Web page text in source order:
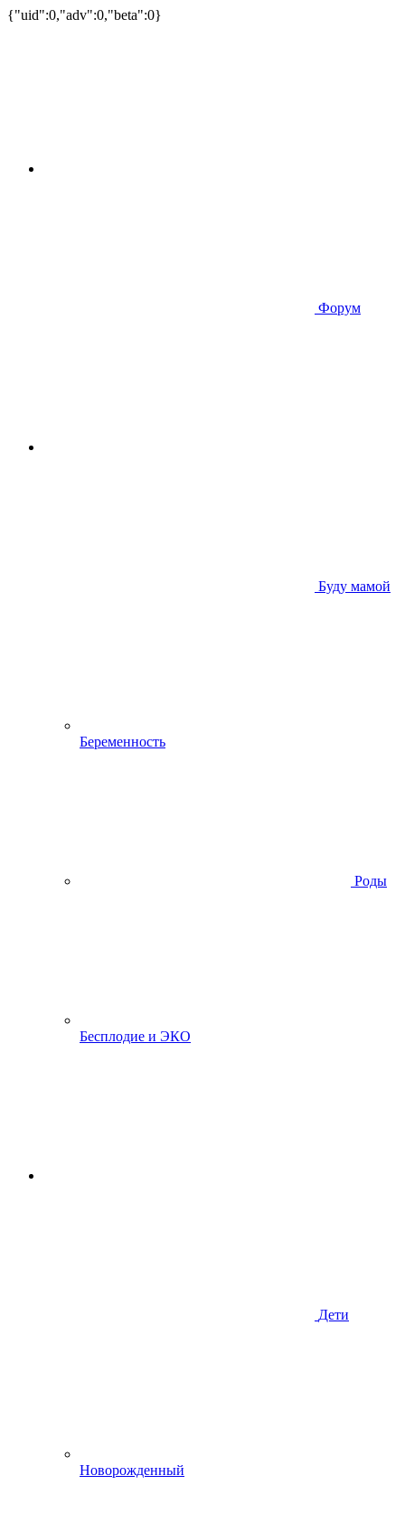
{"uid":0,"adv":0,"beta":0}
Форум
Буду мамой
Беременность
Роды
Бесплодие и ЭКО
Дети
Новорожденный